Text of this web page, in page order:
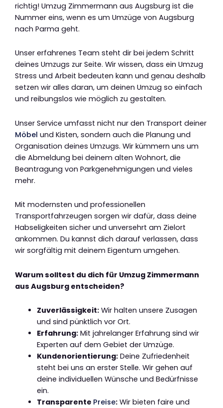
richtig! Umzug Zimmermann aus Augsburg ist die
Nummer eins, wenn es um Umzüge von Augsburg
nach Parma geht.
Unser erfahrenes Team steht dir bei jedem Schritt
deines Umzugs zur Seite. Wir wissen, dass ein Umzug
Stress und Arbeit bedeuten kann und genau deshalb
setzen wir alles daran, um deinen Umzug so einfach
und reibungslos wie möglich zu gestalten.
Unser Service umfasst nicht nur den Transport deiner
Möbel und Kisten, sondern auch die Planung und
Organisation deines Umzugs. Wir kümmern uns um
die Abmeldung bei deinem alten Wohnort, die
Beantragung von Parkgenehmigungen und vieles
mehr.
Mit modernsten und professionellen
Transportfahrzeugen sorgen wir dafür, dass deine
Habseligkeiten sicher und unversehrt am Zielort
ankommen. Du kannst dich darauf verlassen, dass
wir sorgfältig mit deinem Eigentum umgehen.
Warum solltest du dich für Umzug Zimmermann
aus Augsburg entscheiden?
Zuverlässigkeit:Wir halten unsere Zusagen
und sind pünktlich vor Ort.
Erfahrung:Mit jahrelanger Erfahrung sind wir
Experten auf dem Gebiet der Umzüge.
Kundenorientierung:Deine Zufriedenheit
steht bei uns an erster Stelle. Wir gehen auf
deine individuellen Wünsche und Bedürfnisse
ein.
Transparente Preise:Wir bieten faire und